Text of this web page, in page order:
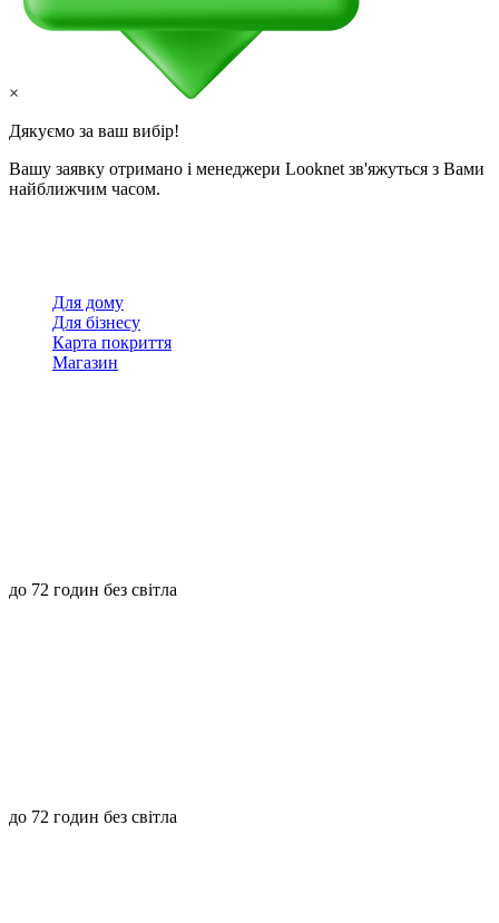
×
Дякуємо за ваш вибір!
Вашу заявку отримано і менеджери Looknet зв'яжуться з Вами
найближчим часом.
Для дому
Для бізнесу
Карта покриття
Магазин
до 72 годин без світла
до 72 годин без світла